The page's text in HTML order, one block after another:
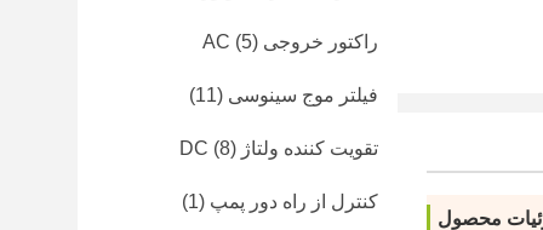
محصول
راکتور خروجی AC (5)
فیلتر موج سینوسی (11)
تقویت کننده ولتاژ DC (8)
کنترل از راه دور پمپ (1)